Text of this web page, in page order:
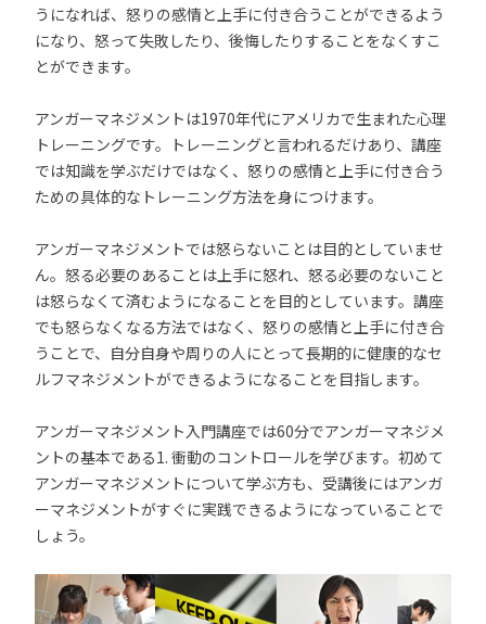
うになれば、怒りの感情と上手に付き合うことができるよう
になり、怒って失敗したり、後悔したりすることをなくすこ
とができます。
アンガーマネジメントは1970年代にアメリカで生まれた心理
トレーニングです。トレーニングと言われるだけあり、講座
では知識を学ぶだけではなく、怒りの感情と上手に付き合う
ための具体的なトレーニング方法を身につけます。
アンガーマネジメントでは怒らないことは目的としていませ
ん。怒る必要のあることは上手に怒れ、怒る必要のないこと
は怒らなくて済むようになることを目的としています。講座
でも怒らなくなる方法ではなく、怒りの感情と上手に付き合
うことで、自分自身や周りの人にとって長期的に健康的なセ
ルフマネジメントができるようになることを目指します。
アンガーマネジメント入門講座では60分でアンガーマネジメ
ントの基本である1. 衝動のコントロールを学びます。初めて
アンガーマネジメントについて学ぶ方も、受講後にはアンガ
ーマネジメントがすぐに実践できるようになっていることで
しょう。